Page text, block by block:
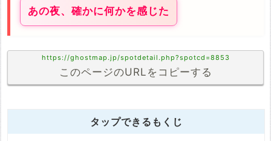
あの夜、確かに何かを感じた
https://ghostmap.jp/spotdetail.php?spotcd=8853
このページのURLをコピーする
タップできるもくじ